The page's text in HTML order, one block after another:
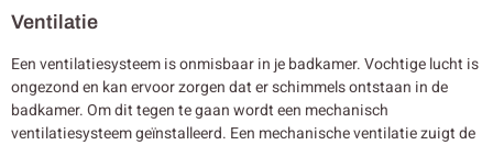
Ventilatie
Een ventilatiesysteem is onmisbaar in je badkamer. Vochtige lucht is
ongezond en kan ervoor zorgen dat er schimmels ontstaan in de
badkamer. Om dit tegen te gaan wordt een mechanisch
ventilatiesysteem geïnstalleerd. Een mechanische ventilatie zuigt de